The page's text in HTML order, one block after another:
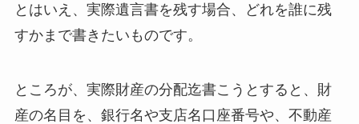
とはいえ、実際遺言書を残す場合、どれを誰に残
すかまで書きたいものです。
ところが、実際財産の分配迄書こうとすると、財
産の名目を、銀行名や支店名口座番号や、不動産